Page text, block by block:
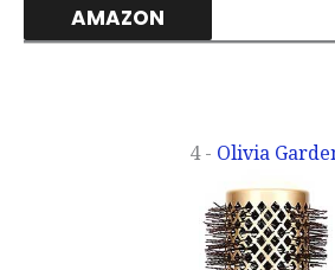
AMAZON
4 - Olivia